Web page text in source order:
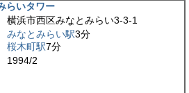
らいタワー
横浜市西区みなとみらい3-3-1
みなとみらい駅3分
桜木町駅7分
1994/2